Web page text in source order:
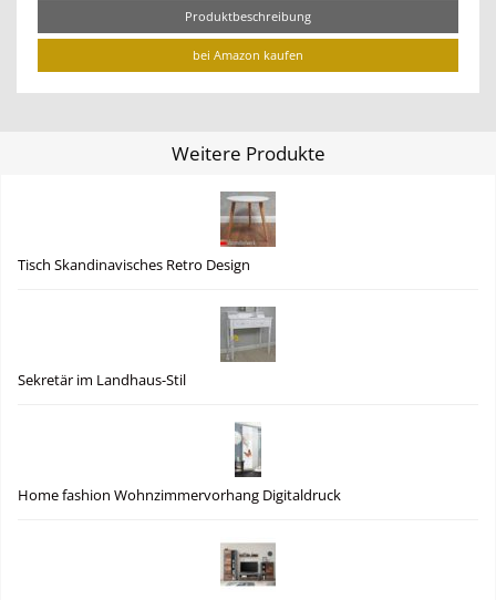
Produktbeschreibung
bei Amazon kaufen
Weitere Produkte
Tisch Skandinavisches Retro Design
Sekretär im Landhaus-Stil
Home fashion Wohnzimmervorhang Digitaldruck